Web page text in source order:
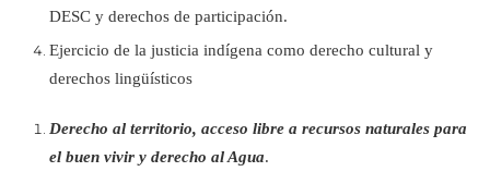
DESC y derechos de participación.
Ejercicio de la justicia indígena como derecho cultural y
derechos lingüísticos
Derecho al territorio, acceso libre a recursos naturales para
el buen vivir y derecho al Agua.